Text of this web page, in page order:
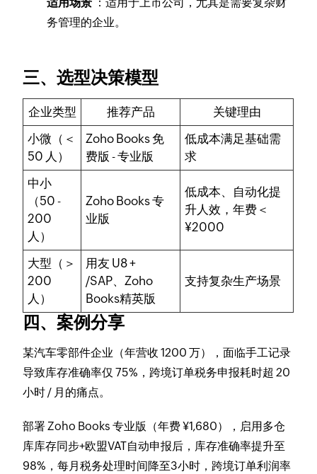
务管理的企业。
三、选型决策模型
企业类型 推荐产品
关键理由
小微（＜
50 人）
Zoho Books 免
费版 - 专业版
低成本满足基础需
求
中小
（50 -
200
人）
Zoho Books 专
业版
低成本、自动化提
升人效，年费＜
¥2000
大型（＞
200
人）
用友 U8 +
/SAP、Zoho
Books精英版
支持复杂生产场景
四、案例分享
某汽车零部件企业（年营收 1200 万），面临手工记录
导致库存准确率仅 75%，跨境订单税务申报耗时超 20
小时 / 月的痛点。
部署 Zoho Books 专业版（年费 ¥1,680），启用多仓
库库存同步+欧盟VAT自动申报后，库存准确率提升至
98%，每月税务处理时间降至3小时，跨境订单利润率